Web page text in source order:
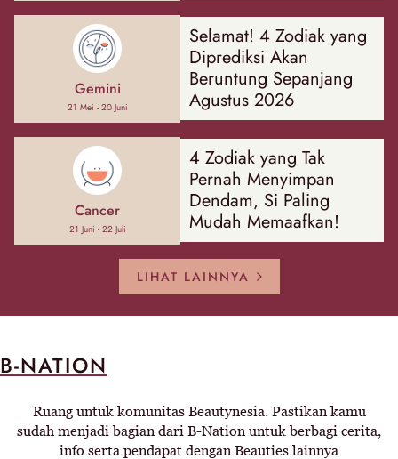
Gemini
21 Mei - 20 Juni
Selamat! 4 Zodiak yang
Diprediksi Akan
Beruntung Sepanjang
Agustus 2026
Cancer
21 Juni - 22 Juli
4 Zodiak yang Tak
Pernah Menyimpan
Dendam, Si Paling
Mudah Memaafkan!
LIHAT LAINNYA
B-NATION
Ruang untuk komunitas Beautynesia. Pastikan kamu
sudah menjadi bagian dari B-Nation untuk berbagi cerita,
info serta pendapat dengan Beauties lainnya